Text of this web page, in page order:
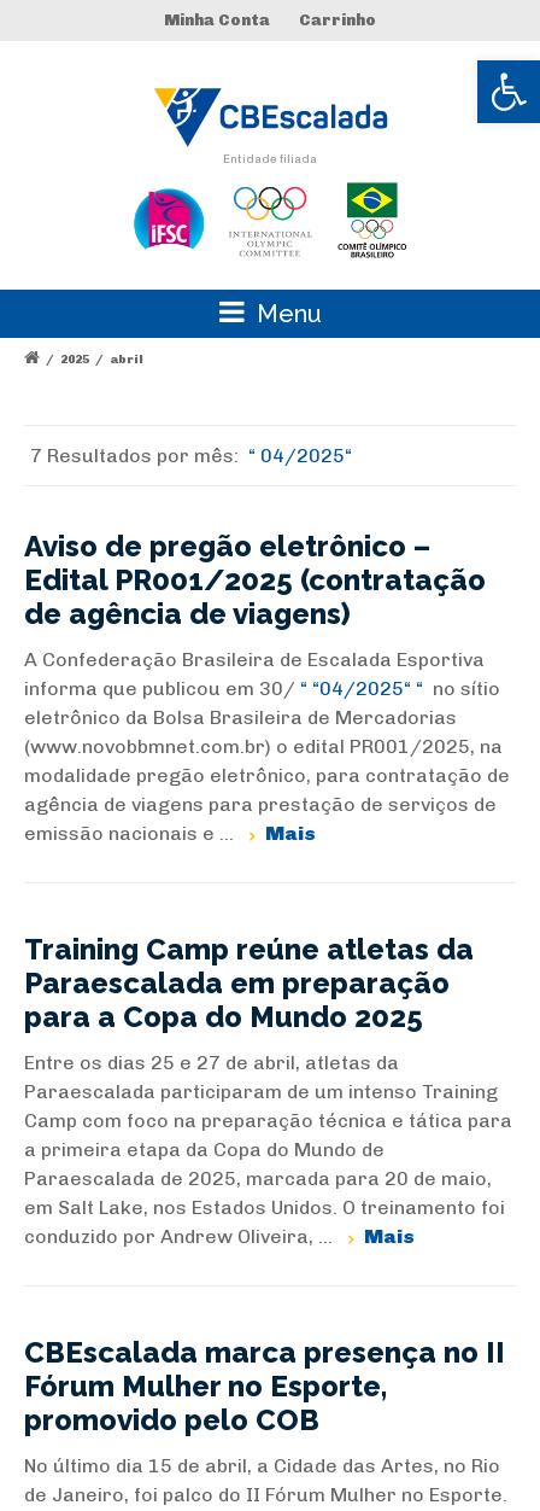
Abrir
Minha Conta Carrinho
Entidade filiada
Menu
/ 2025 / abril
7 Resultados por mês: 04/2025
Aviso de pregão eletrônico –
Edital PR001/2025 (contratação
de agência de viagens)
A Confederação Brasileira de Escalada Esportiva
informa que publicou em 30/
04/2025
no sítio
eletrônico da Bolsa Brasileira de Mercadorias
(www.novobbmnet.com.br) o edital PR001/2025, na
modalidade pregão eletrônico, para contratação de
agência de viagens para prestação de serviços de
emissão nacionais e ...
Mais
Training Camp reúne atletas da
Paraescalada em preparação
para a Copa do Mundo 2025
Entre os dias 25 e 27 de abril, atletas da
Paraescalada participaram de um intenso Training
Camp com foco na preparação técnica e tática para
a primeira etapa da Copa do Mundo de
Paraescalada de 2025, marcada para 20 de maio,
em Salt Lake, nos Estados Unidos. O treinamento foi
conduzido por Andrew Oliveira, ...
Mais
CBEscalada marca presença no II
Fórum Mulher no Esporte,
promovido pelo COB
No último dia 15 de abril, a Cidade das Artes, no Rio
de Janeiro, foi palco do II Fórum Mulher no Esporte.